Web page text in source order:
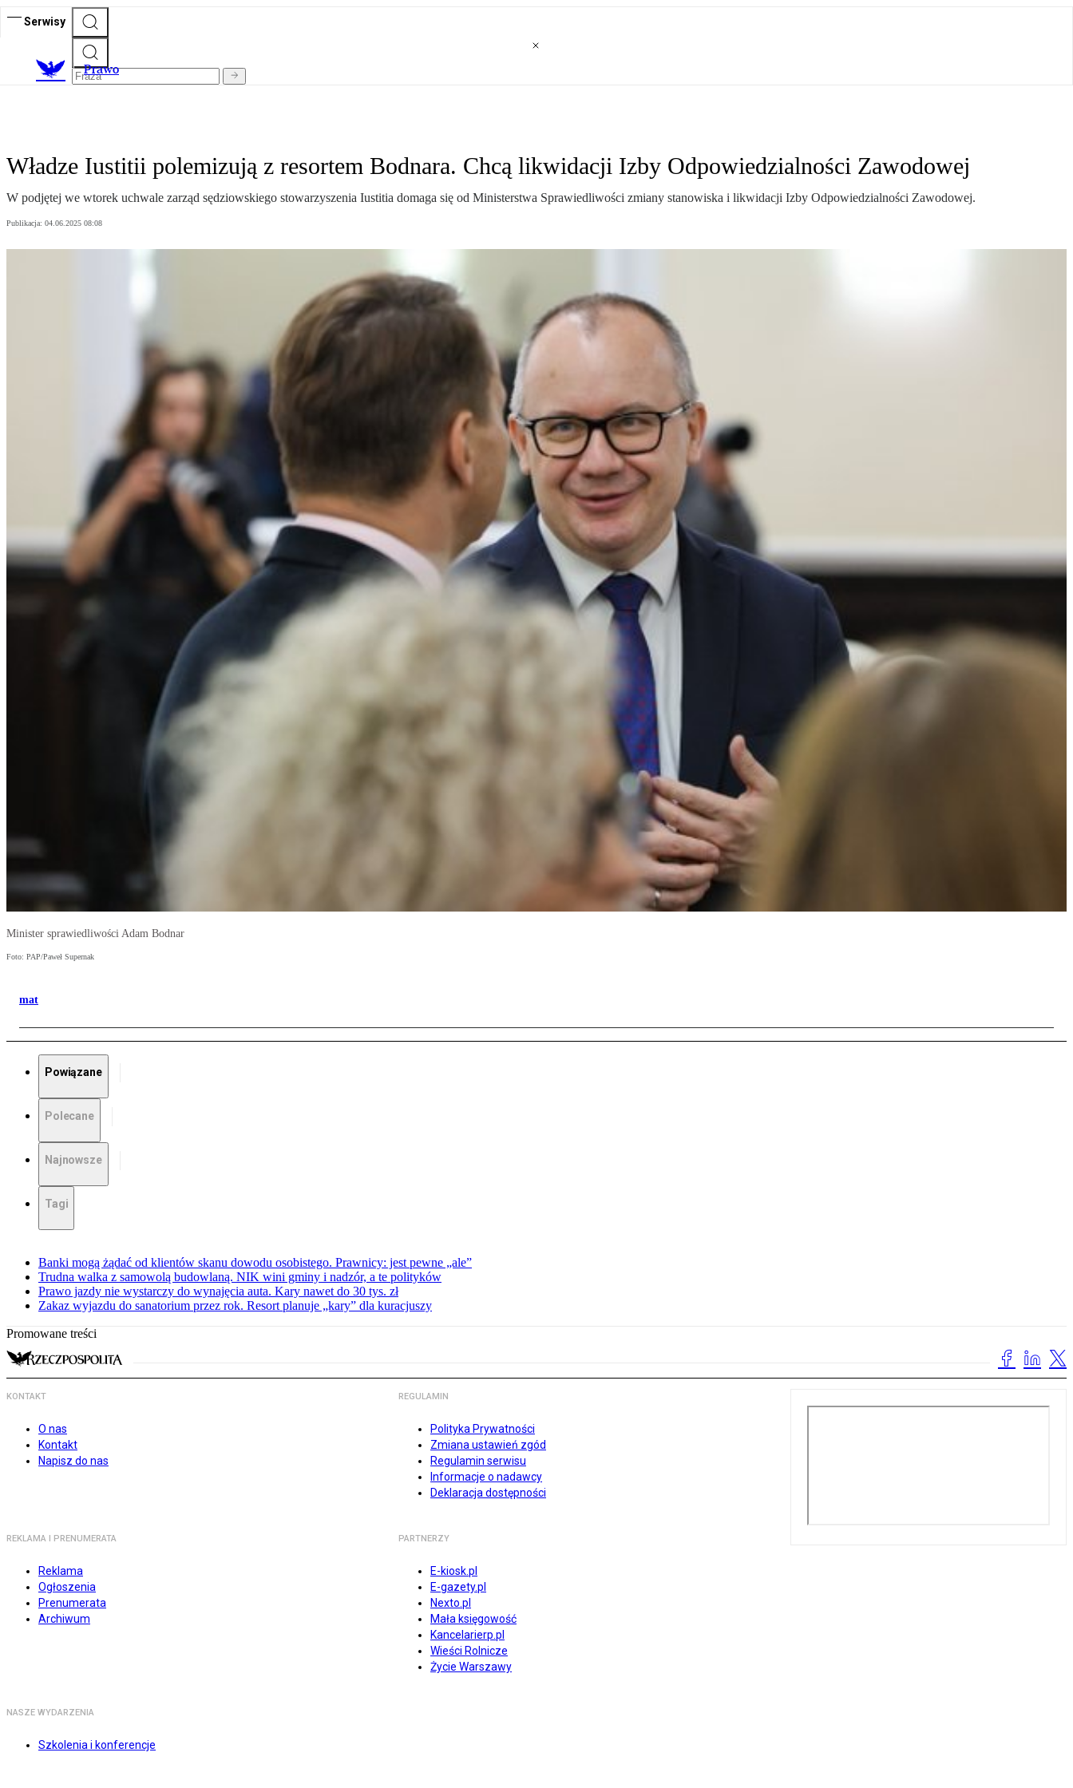
Serwisy
Prawo
Władze Iustitii polemizują z resortem Bodnara. Chcą likwidacji Izby Odpowiedzialności Zawodowej
W podjętej we wtorek uchwale zarząd sędziowskiego stowarzyszenia Iustitia domaga się od Ministerstwa Sprawiedliwości zmiany stanowiska i likwidacji Izby Odpowiedzialności Zawodowej.
Publikacja: 04.06.2025 08:08
Minister sprawiedliwości Adam Bodnar
Foto: PAP/Paweł Supernak
mat
Powiązane
Polecane
Najnowsze
Tagi
Banki mogą żądać od klientów skanu dowodu osobistego. Prawnicy: jest pewne „ale”
Trudna walka z samowolą budowlaną. NIK wini gminy i nadzór, a te polityków
Prawo jazdy nie wystarczy do wynajęcia auta. Kary nawet do 30 tys. zł
Zakaz wyjazdu do sanatorium przez rok. Resort planuje „kary” dla kuracjuszy
Promowane treści
KONTAKT
O nas
Kontakt
Napisz do nas
REGULAMIN
Polityka Prywatności
Zmiana ustawień zgód
Regulamin serwisu
Informacje o nadawcy
Deklaracja dostępności
REKLAMA I PRENUMERATA
Reklama
Ogłoszenia
Prenumerata
Archiwum
PARTNERZY
E-kiosk.pl
E-gazety.pl
Nexto.pl
Mała księgowość
Kancelarierp.pl
Wieści Rolnicze
Życie Warszawy
NASZE WYDARZENIA
Szkolenia i konferencje